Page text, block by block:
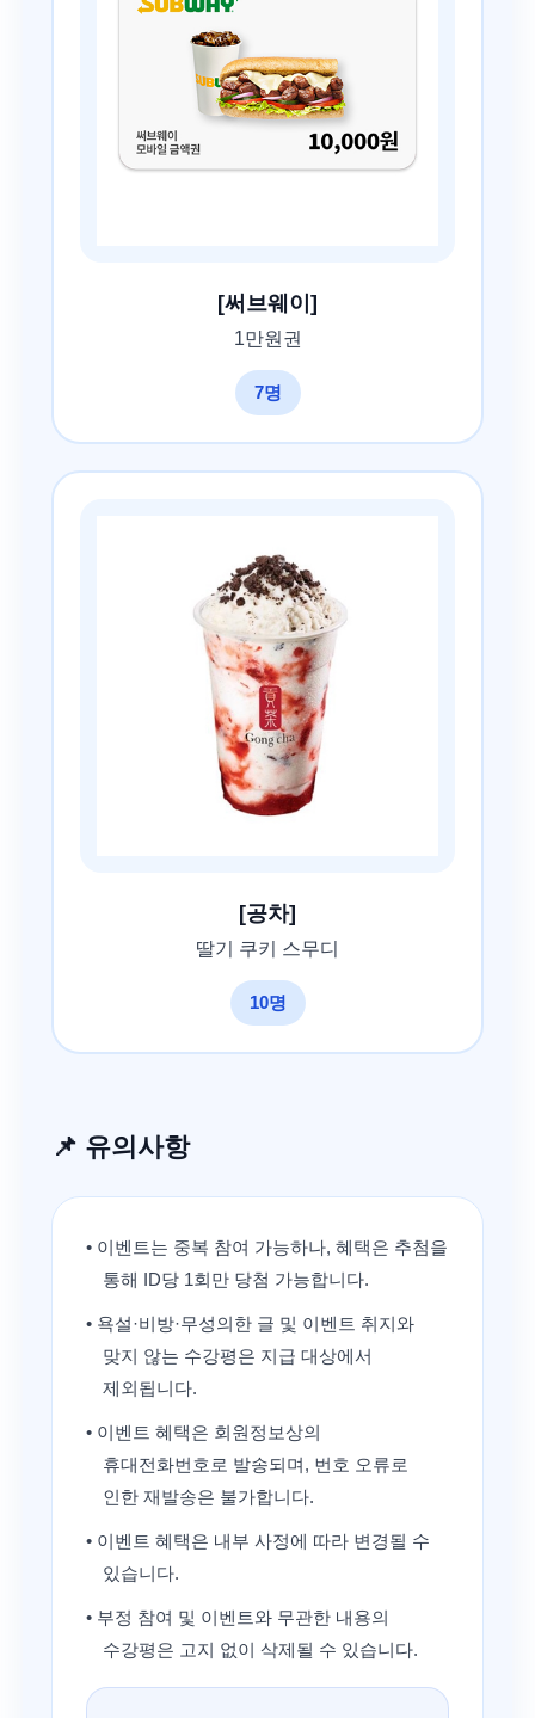
[써브웨이]
1만원권
7명
[공차]
딸기 쿠키 스무디
10명
📌 유의사항
• 이벤트는 중복 참여 가능하나, 혜택은 추첨을
통해 ID당 1회만 당첨 가능합니다.
• 욕설·비방·무성의한 글 및 이벤트 취지와
맞지 않는 수강평은 지급 대상에서
제외됩니다.
• 이벤트 혜택은 회원정보상의
휴대전화번호로 발송되며, 번호 오류로
인한 재발송은 불가합니다.
• 이벤트 혜택은 내부 사정에 따라 변경될 수
있습니다.
• 부정 참여 및 이벤트와 무관한 내용의
수강평은 고지 없이 삭제될 수 있습니다.